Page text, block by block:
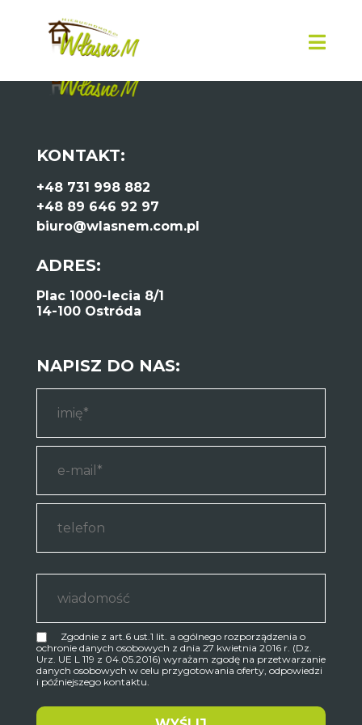
KONTAKT:
+48 731 998 882
+48 89 646 92 97
biuro@wlasnem.com.pl
ADRES:
Plac 1000-lecia 8/1
14-100 Ostróda
NAPISZ DO NAS:
Zgodnie z art.6 ust.1 lit. a ogólnego rozporządzenia o
ochronie danych osobowych z dnia 27 kwietnia 2016 r. (Dz.
Urz. UE L 119 z 04.05.2016) wyrażam zgodę na przetwarzanie
danych osobowych w celu przygotowania oferty, odpowiedzi
i późniejszego kontaktu.